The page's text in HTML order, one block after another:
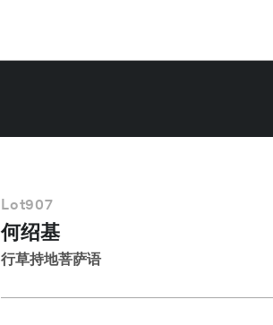
Lot907
何绍基
行草持地菩萨语